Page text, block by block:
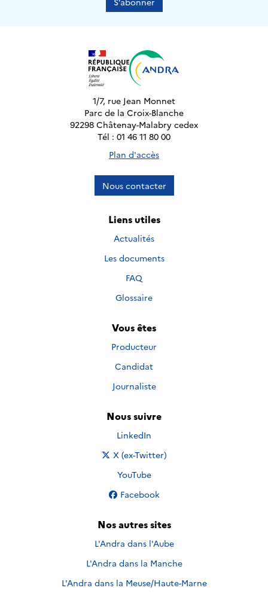
1/7, rue Jean Monnet
Parc de la Croix-Blanche
92298 Châtenay-Malabry cedex
Tél : 01 46 11 80 00
Plan d'accès
Nous contacter
Liens utiles
Actualités
Les documents
FAQ
Glossaire
Vous êtes
Producteur
Candidat
Journaliste
Nous suivre
Nous suivre sur
LinkedIn
Nous suivre sur
X (ex-Twitter)
Nous suivre sur
YouTube
Nous suivre sur
Facebook
Nos autres sites
L'Andra dans l'Aube
L'Andra dans la Manche
L'Andra dans la Meuse/Haute-Marne